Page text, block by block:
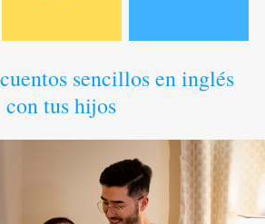
sencillos en inglés
con tus hijos